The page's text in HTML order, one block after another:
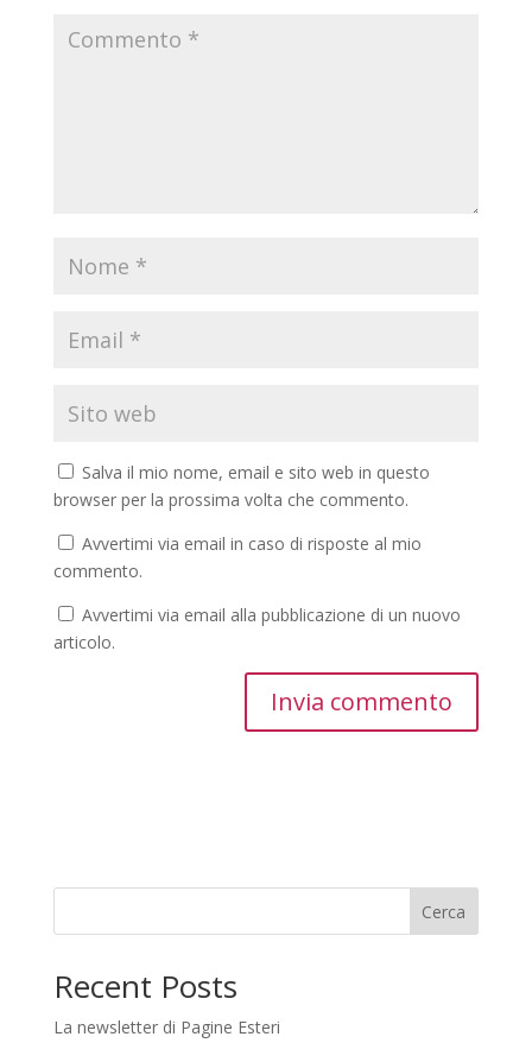
Salva il mio nome, email e sito web in questo
browser per la prossima volta che commento.
Avvertimi via email in caso di risposte al mio
commento.
Avvertimi via email alla pubblicazione di un nuovo
articolo.
Cerca
Recent Posts
La newsletter di Pagine Esteri